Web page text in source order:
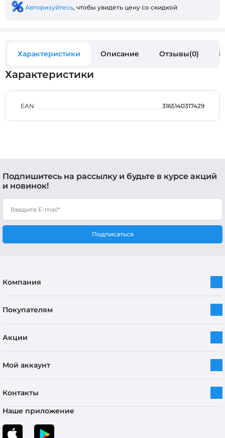
Авторизуйтесь, чтобы увидеть цену со скидкой
Характеристики Описание Отзывы(0)
Характеристики
EAN 3165140317429
Подпишитесь на рассылку и будьте в курсе акций
и новинок!
Подписаться
Компания
Покупателям
Акции
Мой аккаунт
Контакты
Наше приложение